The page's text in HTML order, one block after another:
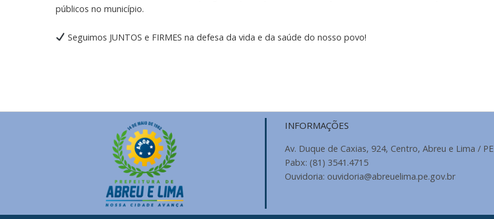
públicos no município.
Seguimos JUNTOS e FIRMES na defesa da vida e da saúde do nosso povo!
INFORMAÇÕES
Av. Duque de Caxias, 924, Centro, Abreu e Lima / PE
Pabx: (81) 3541.4715
Ouvidoria: ouvidoria@abreuelima.pe.gov.br